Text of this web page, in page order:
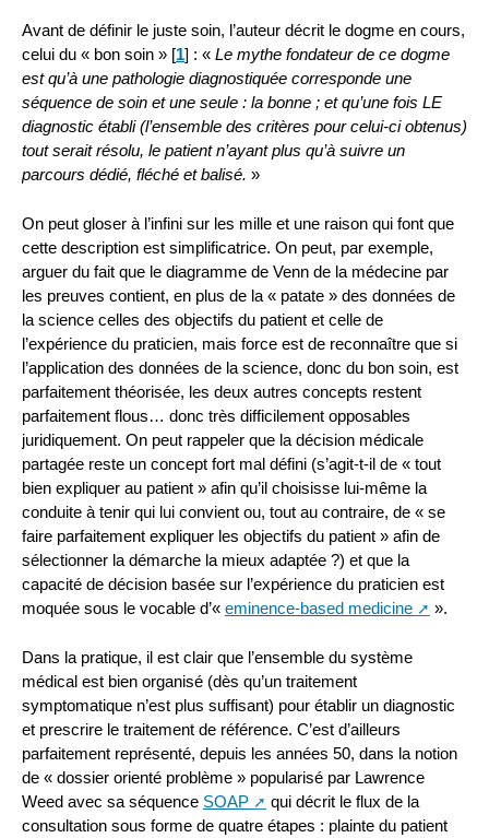
Avant de définir le juste soin, l’auteur décrit le dogme en cours,
celui du « bon soin » [1] : « Le mythe fondateur de ce dogme
est qu’à une pathologie diagnostiquée corresponde une
séquence de soin et une seule : la bonne ; et qu’une fois LE
diagnostic établi (l’ensemble des critères pour celui-ci obtenus)
tout serait résolu, le patient n’ayant plus qu’à suivre un
parcours dédié, fléché et balisé. »
On peut gloser à l’infini sur les mille et une raison qui font que
cette description est simplificatrice. On peut, par exemple,
arguer du fait que le diagramme de Venn de la médecine par
les preuves contient, en plus de la « patate » des données de
la science celles des objectifs du patient et celle de
l’expérience du praticien, mais force est de reconnaître que si
l’application des données de la science, donc du bon soin, est
parfaitement théorisée, les deux autres concepts restent
parfaitement flous… donc très difficilement opposables
juridiquement. On peut rappeler que la décision médicale
partagée reste un concept fort mal défini (s’agit-t-il de « tout
bien expliquer au patient » afin qu’il choisisse lui-même la
conduite à tenir qui lui convient ou, tout au contraire, de « se
faire parfaitement expliquer les objectifs du patient » afin de
sélectionner la démarche la mieux adaptée ?) et que la
capacité de décision basée sur l’expérience du praticien est
moquée sous le vocable d’« eminence-based medicine ».
Dans la pratique, il est clair que l’ensemble du système
médical est bien organisé (dès qu’un traitement
symptomatique n’est plus suffisant) pour établir un diagnostic
et prescrire le traitement de référence. C’est d’ailleurs
parfaitement représenté, depuis les années 50, dans la notion
de « dossier orienté problème » popularisé par Lawrence
Weed avec sa séquence SOAP
qui décrit le flux de la
consultation sous forme de quatre étapes : plainte du patient